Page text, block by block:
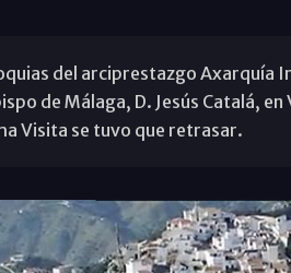
del arciprestazgo Axarquía
de Málaga, D. Jesús Catalá,
Visita se tuvo que retrasar.